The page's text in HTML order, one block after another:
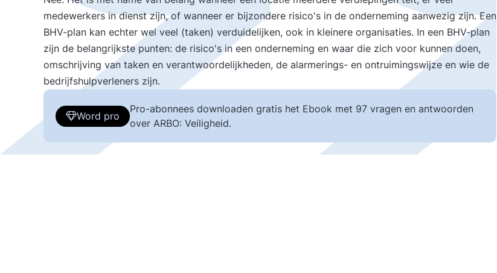
medewerkers in dienst zijn, of wanneer er bijzondere risico's in de onderneming aanwezig zijn. Een
BHV-plan kan echter wel veel (taken) verduidelijken, ook in kleinere organisaties. In een BHV-plan
zijn de belangrijkste punten: de risico's in een onderneming en waar die zich voor kunnen doen,
omschrijving van taken en verantwoordelijkheden, de alarmerings- en ontruimingswijze en wie de
bedrijfshulpverleners zijn.
Word pro
Pro-abonnees downloaden gratis het Ebook met 97 vragen en antwoorden
over ARBO: Veiligheid.